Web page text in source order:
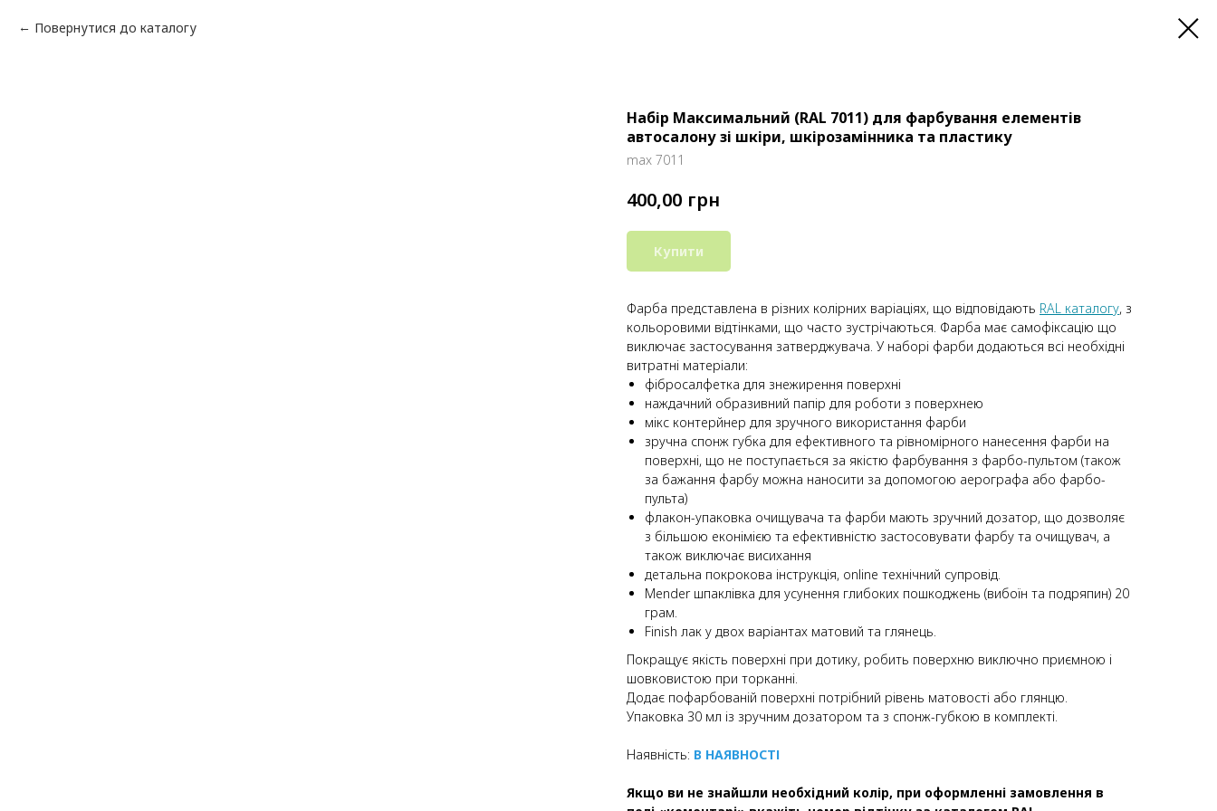
Повернутися до каталогу
Набір Максимальний (RAL 7011) для фарбування елементів
автосалону зі шкіри, шкірозамінника та пластику
max 7011
400,00 грн
Купити
Фарба представлена ​​в різних колірних варіаціях, що відповідають RAL каталогу, з
кольоровими відтінками, що часто зустрічаються. Фарба має самофіксацію що
виключає застосування затверджувача. У наборі фарби додаються всі необхідні
витратні матеріали:
фібросалфетка для знежирення поверхні
наждачний образивний папір для роботи з поверхнею
мікс контерйнер для зручного використання фарби
зручна спонж губка для ефективного та рівномірного нанесення фарби на
поверхні, що не поступається за якістю фарбування з фарбо-пультом (також
за бажання фарбу можна наносити за допомогою аерографа або фарбо-
пульта)
флакон-упаковка очищувача та фарби мають зручний дозатор, що дозволяє
з більшою еконімією та ефективністю застосовувати фарбу та очищувач, а
також виключає висихання
детальна покрокова інструкція, online технічний супровід.
Mender шпаклівка для усунення глибоких пошкоджень (вибоїн та подряпин) 20
грам.
Finish лак у двох варіантах матовий та глянець.
Покращує якість поверхні при дотику, робить поверхню виключно приємною і
шовковистою при торканні.
Додає пофарбованій поверхні потрібний рівень матовості або глянцю.
Упаковка 30 мл із зручним дозатором та з спонж-губкою в комплекті.
Наявність: В НАЯВНОСТІ
Якщо ви не знайшли необхідний колір, при оформленні замовлення в